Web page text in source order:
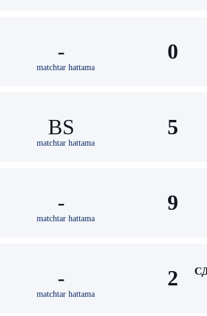
-
matchtar hattama
0
BS
matchtar hattama
5
-
matchtar hattama
9
-
matchtar hattama
2